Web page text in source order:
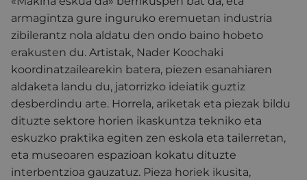
armagintza gure inguruko eremuetan industria
zibilerantz nola aldatu den ondo baino hobeto
erakusten du. Artistak, Nader Koochaki
koordinatzailearekin batera, piezen esanahiaren
aldaketa landu du, jatorrizko ideiatik guztiz
desberdindu arte. Horrela, ariketak eta piezak bildu
dituzte sektore horien ikaskuntza tekniko eta
eskuzko praktika egiten zen eskola eta tailerretan,
eta museoaren espazioan kokatu dituzte
interbentzioa gauzatuz. Pieza horiek ikusita,